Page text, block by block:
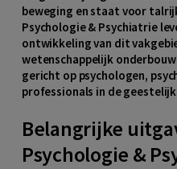
beweging en staat voor
Psychologie & Psychiatrie
ontwikkeling van dit
wetenschappelijk
gericht op psychologen,
professionals in de
Belangrijke
Psychologie &